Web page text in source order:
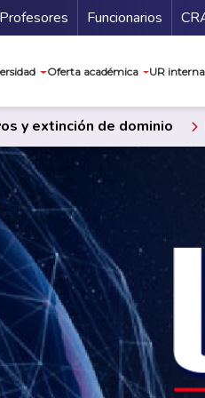
Profesores Funcionarios
Oferta académica UR
y extinción de dominio